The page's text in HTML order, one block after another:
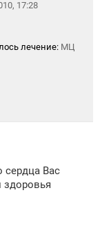
17:28
лечение: МЦ
сердца Вас
здоровья